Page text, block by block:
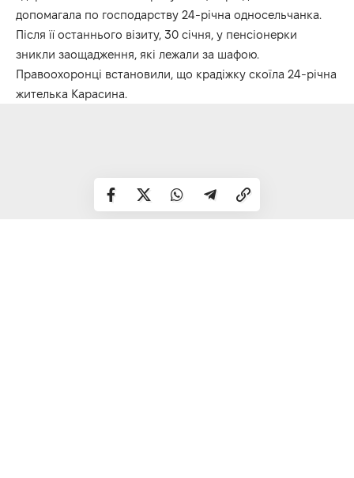
допомагала по господарству 24-річна односельчанка.
Після її останнього візиту, 30 січня, у пенсіонерки
зникли заощадження, які лежали за шафою.
Правоохоронці встановили, що крадіжку скоїла 24-річна
жителька Карасина.